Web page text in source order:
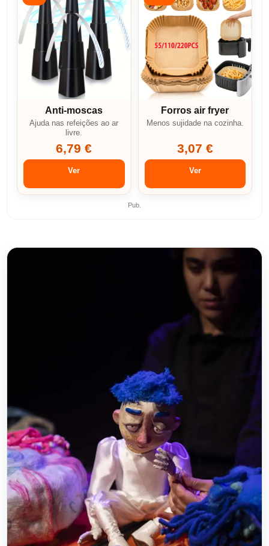
Anti-moscas
Ajuda nas refeições ao ar
livre.
6,79 €
Ver
Forros air fryer
Menos sujidade na cozinha.
3,07 €
Ver
Pub.